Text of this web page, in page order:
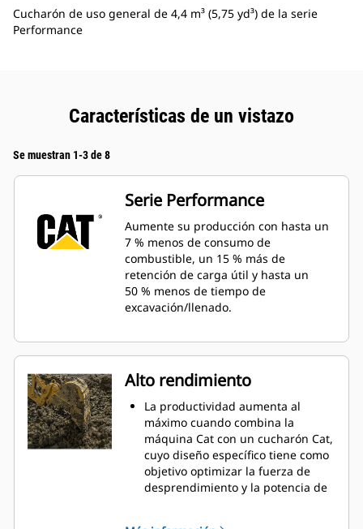
Cucharón de uso general de 4,4 m³ (5,75 yd³) de la serie
Performance
Características de un vistazo
Se muestran 1-3 de 8
Serie Performance
Aumente su producción con hasta un
7 % menos de consumo de
combustible, un 15 % más de
retención de carga útil y hasta un
50 % menos de tiempo de
excavación/llenado.
Alto rendimiento
La productividad aumenta al
máximo cuando combina la
máquina Cat con un cucharón Cat,
cuyo diseño específico tiene como
objetivo optimizar la fuerza de
desprendimiento y la potencia de